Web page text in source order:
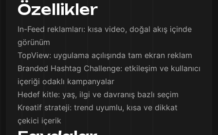
Özellikler
In-Feed reklamları: kısa video, doğal akış içinde
görünüm
TopView: uygulama açılışında tam ekran reklam
Branded Hashtag Challenge: etkileşim ve kullanıcı
içeriği odaklı kampanyalar
Hedef kitle: yaş, ilgi ve davranış bazlı seçim
Kreatif strateji: trend uyumlu, kısa ve dikkat
çekici içerik